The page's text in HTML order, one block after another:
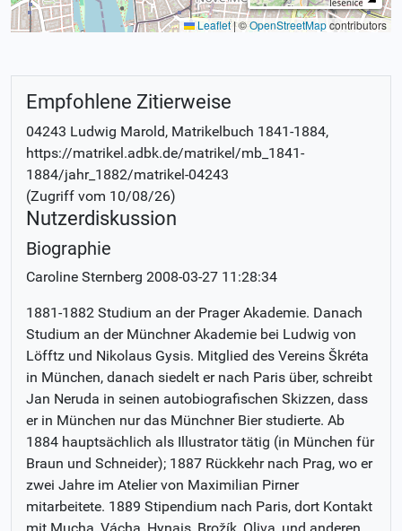
Leaflet|©OpenStreetMapcontributors
Empfohlene Zitierweise
04243 Ludwig Marold, Matrikelbuch 1841-1884,
https://matrikel.adbk.de/matrikel/mb_1841-
1884/jahr_1882/matrikel-04243
(Zugriff vom 10/08/26)
Nutzerdiskussion
Biographie
Caroline Sternberg 2008-03-27 11:28:34
1881-1882 Studium an der Prager Akademie. Danach
Studium an der Münchner Akademie bei Ludwig von
Löfftz und Nikolaus Gysis. Mitglied des Vereins Škréta
in München, danach siedelt er nach Paris über, schreibt
Jan Neruda in seinen autobiografischen Skizzen, dass
er in München nur das Münchner Bier studierte. Ab
1884 hauptsächlich als Illustrator tätig (in München für
Braun und Schneider); 1887 Rückkehr nach Prag, wo er
zwei Jahre im Atelier von Maximilian Pirner
mitarbeitete. 1889 Stipendium nach Paris, dort Kontakt